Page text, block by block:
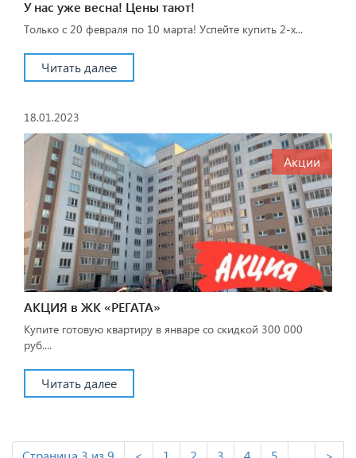
У нас уже весна! Цены тают!
Только с 20 февраля по 10 марта! Успейте купить 2-х...
Читать далее
18.01.2023
Акции
АКЦИЯ в ЖК «РЕГАТА»
Купите готовую квартиру в январе со скидкой 300 000
руб....
Читать далее